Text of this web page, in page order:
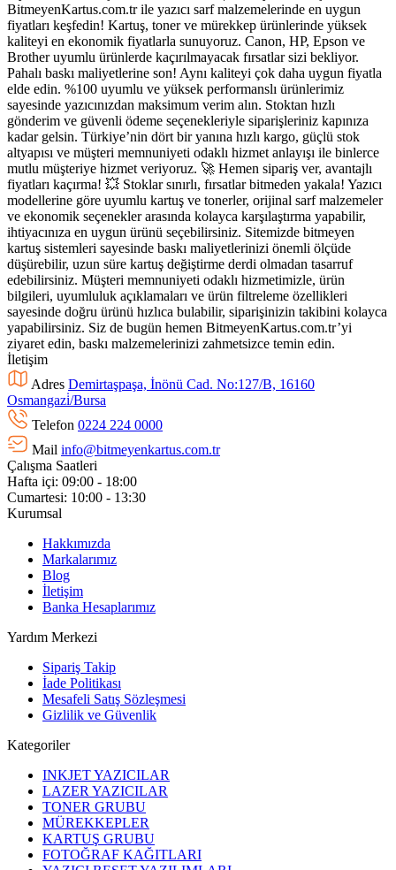
BitmeyenKartus.com.tr ile yazıcı sarf malzemelerinde en uygun
fiyatları keşfedin! Kartuş, toner ve mürekkep ürünlerinde yüksek
kaliteyi en ekonomik fiyatlarla sunuyoruz. Canon, HP, Epson ve
Brother uyumlu ürünlerde kaçırılmayacak fırsatlar sizi bekliyor.
Pahalı baskı maliyetlerine son! Aynı kaliteyi çok daha uygun fiyatla
elde edin. %100 uyumlu ve yüksek performanslı ürünlerimiz
sayesinde yazıcınızdan maksimum verim alın. Stoktan hızlı
gönderim ve güvenli ödeme seçenekleriyle siparişleriniz kapınıza
kadar gelsin. Türkiye’nin dört bir yanına hızlı kargo, güçlü stok
altyapısı ve müşteri memnuniyeti odaklı hizmet anlayışı ile binlerce
mutlu müşteriye hizmet veriyoruz. 🚀 Hemen sipariş ver, avantajlı
fiyatları kaçırma! 💥 Stoklar sınırlı, fırsatlar bitmeden yakala! Yazıcı
modellerine göre uyumlu kartuş ve tonerler, orijinal sarf malzemeler
ve ekonomik seçenekler arasında kolayca karşılaştırma yapabilir,
ihtiyacınıza en uygun ürünü seçebilirsiniz. Sitemizde bitmeyen
kartuş sistemleri sayesinde baskı maliyetlerinizi önemli ölçüde
düşürebilir, uzun süre kartuş değiştirme derdi olmadan tasarruf
edebilirsiniz. Müşteri memnuniyeti odaklı hizmetimizle, ürün
bilgileri, uyumluluk açıklamaları ve ürün filtreleme özellikleri
sayesinde doğru ürünü hızlıca bulabilir, siparişinizin takibini kolayca
yapabilirsiniz. Siz de bugün hemen BitmeyenKartus.com.tr’yi
ziyaret edin, baskı malzemelerinizi zahmetsizce temin edin.
İletişim
Adres Demirtaşpaşa, İnönü Cad. No:127/B, 16160
Osmangazi̇/Bursa
Telefon 0224 224 0000
Mail info@bitmeyenkartus.com.tr
Çalışma Saatleri
Hafta içi: 09:00 - 18:00
Cumartesi: 10:00 - 13:30
Kurumsal
Hakkımızda
Markalarımız
Blog
İletişim
Banka Hesaplarımız
Yardım Merkezi
Sipariş Takip
İade Politikası
Mesafeli Satış Sözleşmesi
Gizlilik ve Güvenlik
Kategoriler
INKJET YAZICILAR
LAZER YAZICILAR
TONER GRUBU
MÜREKKEPLER
KARTUŞ GRUBU
FOTOĞRAF KAĞITLARI